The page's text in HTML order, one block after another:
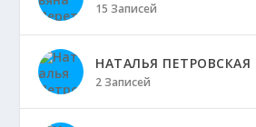
15 Записей
НАТАЛЬЯ ПЕТРОВСКАЯ
2 Записей